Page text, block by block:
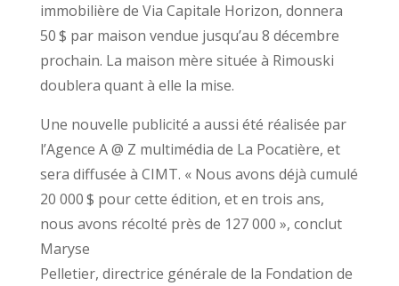
immobilière de Via Capitale Horizon, donnera
50 $ par maison vendue jusqu’au 8 décembre
prochain. La maison mère située à Rimouski
doublera quant à elle la mise.
Une nouvelle publicité a aussi été réalisée par
l’Agence A @ Z multimédia de La Pocatière, et
sera diffusée à CIMT. « Nous avons déjà cumulé
20 000 $ pour cette édition, et en trois ans,
nous avons récolté près de 127 000 », conclut
Maryse
Pelletier, directrice générale de la Fondation de